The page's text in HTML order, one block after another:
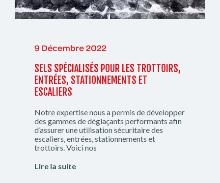
9 Décembre 2022
SELS SPÉCIALISÉS POUR LES TROTTOIRS,
ENTRÉES, STATIONNEMENTS ET
ESCALIERS
Notre expertise nous a permis de développer
des gammes de déglaçants performants afin
d’assurer une utilisation sécuritaire des
escaliers, entrées, stationnements et
trottoirs. Voici nos
Lire la suite